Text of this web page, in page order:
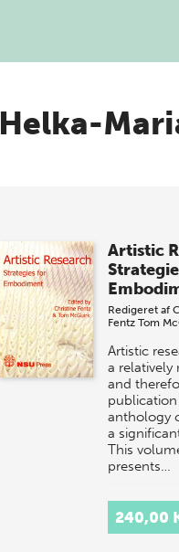
Helka-
Artistic
Redigeret af
Fentz Tom
Artistic
a relatively
and
anthology
a
This
presents…
240,00